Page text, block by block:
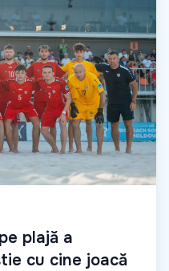
plajă a
cu cine joacă